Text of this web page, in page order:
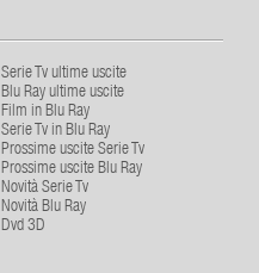
Serie Tv ultime uscite
Blu Ray ultime uscite
Film in Blu Ray
Serie Tv in Blu Ray
Prossime uscite Serie Tv
Prossime uscite Blu Ray
Novità Serie Tv
Novità Blu Ray
Dvd 3D